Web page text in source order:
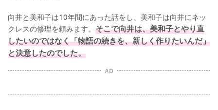
向井と美和子は10年間にあった話をし、美和子は向井にネッ
クレスの修理を頼みます。 そこで向井は、美和子とやり直
したいのではなく「物語の続きを、新しく作りたいんだ」
と決意したのでした。
AD